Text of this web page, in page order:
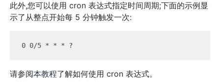
此外,您可以使用 cron 表达式指定时间周期;下面的示例显
示了从整点开始每 5 分钟触发一次:
请参阅本教程了解如何使用 cron 表达式。